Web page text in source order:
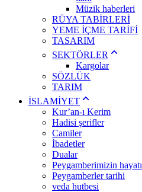
Müzik haberleri
RÜYA TABİRLERİ
YEME İÇME TARİFİ
TASARIM
SEKTÖRLER
Kargolar
SÖZLÜK
TARIM
İSLAMİYET
Kur’an-ı Kerim
Hadisi şerifler
Camiler
İbadetler
Dualar
Peygamberimizin hayatı
Peygamberler tarihi
veda hutbesi